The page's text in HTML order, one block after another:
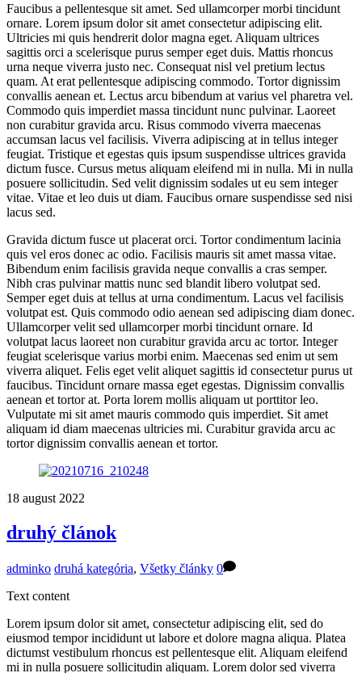
Faucibus a pellentesque sit amet. Sed ullamcorper morbi tincidunt
ornare. Lorem ipsum dolor sit amet consectetur adipiscing elit.
Ultricies mi quis hendrerit dolor magna eget. Aliquam ultrices
sagittis orci a scelerisque purus semper eget duis. Mattis rhoncus
urna neque viverra justo nec. Consequat nisl vel pretium lectus
quam. At erat pellentesque adipiscing commodo. Tortor dignissim
convallis aenean et. Lectus arcu bibendum at varius vel pharetra vel.
Commodo quis imperdiet massa tincidunt nunc pulvinar. Laoreet
non curabitur gravida arcu. Risus commodo viverra maecenas
accumsan lacus vel facilisis. Viverra adipiscing at in tellus integer
feugiat. Tristique et egestas quis ipsum suspendisse ultrices gravida
dictum fusce. Cursus metus aliquam eleifend mi in nulla. Mi in nulla
posuere sollicitudin. Sed velit dignissim sodales ut eu sem integer
vitae. Vitae et leo duis ut diam. Faucibus ornare suspendisse sed nisi
lacus sed.
Gravida dictum fusce ut placerat orci. Tortor condimentum lacinia
quis vel eros donec ac odio. Facilisis mauris sit amet massa vitae.
Bibendum enim facilisis gravida neque convallis a cras semper.
Nibh cras pulvinar mattis nunc sed blandit libero volutpat sed.
Semper eget duis at tellus at urna condimentum. Lacus vel facilisis
volutpat est. Quis commodo odio aenean sed adipiscing diam donec.
Ullamcorper velit sed ullamcorper morbi tincidunt ornare. Id
volutpat lacus laoreet non curabitur gravida arcu ac tortor. Integer
feugiat scelerisque varius morbi enim. Maecenas sed enim ut sem
viverra aliquet. Felis eget velit aliquet sagittis id consectetur purus ut
faucibus. Tincidunt ornare massa eget egestas. Dignissim convallis
aenean et tortor at. Porta lorem mollis aliquam ut porttitor leo.
Vulputate mi sit amet mauris commodo quis imperdiet. Sit amet
aliquam id diam maecenas ultricies mi. Curabitur gravida arcu ac
tortor dignissim convallis aenean et tortor.
18 august 2022
druhý článok
adminko druhá kategória, Všetky články 0
Text content
Lorem ipsum dolor sit amet, consectetur adipiscing elit, sed do
eiusmod tempor incididunt ut labore et dolore magna aliqua. Platea
dictumst vestibulum rhoncus est pellentesque elit. Aliquam eleifend
mi in nulla posuere sollicitudin aliquam. Lorem dolor sed viverra